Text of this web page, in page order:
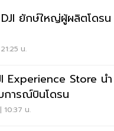
ยักษ์ใหญ่ผู้ผลิตโดรน
น.
Experience Store นำ
การณ์บินโดรน
10:37 น.